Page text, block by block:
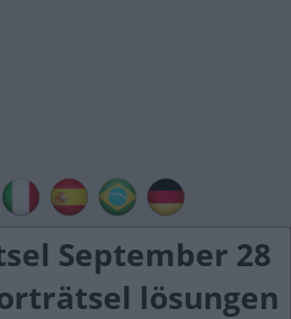
September 28
lösungen